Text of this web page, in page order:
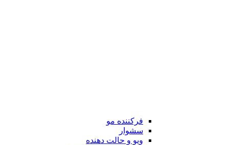
فرکننده مو
سشوار
ویو و حالت دهنده